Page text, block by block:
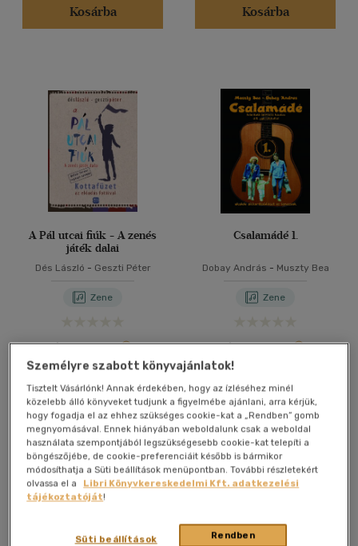
Kosárba
Kosárba
A Pál utcai fiúk - A zenés
játék dalai
Dés László - Geszti Péter
Zene
Árinformációk
Fogyasztói ár:3 999 Ft
Kosárba
Csalamádé 1.
Dobay András - Muszty Bea
Zene
Árinformációk
Fogyasztói ár:
Kosárba
Személyre szabott könyvajánlatok!
Tisztelt Vásárlónk! Annak érdekében, hogy az ízléséhez minél
közelebb álló könyveket tudjunk a figyelmébe ajánlani, arra kérjük,
hogy fogadja el az ehhez szükséges cookie-kat a „Rendben” gomb
megnyomásával. Ennek hiányában weboldalunk csak a weboldal
használata szempontjából legszükségesebb cookie-kat telepíti a
böngészőjébe, de cookie-preferenciáit később is bármikor
módosíthatja a Süti beállítások menüpontban. További részletekért
olvassa el a
Libri Könyvkereskedelmi Kft. adatkezelési
tájékoztatóját!
Rendben
Süti beállítások